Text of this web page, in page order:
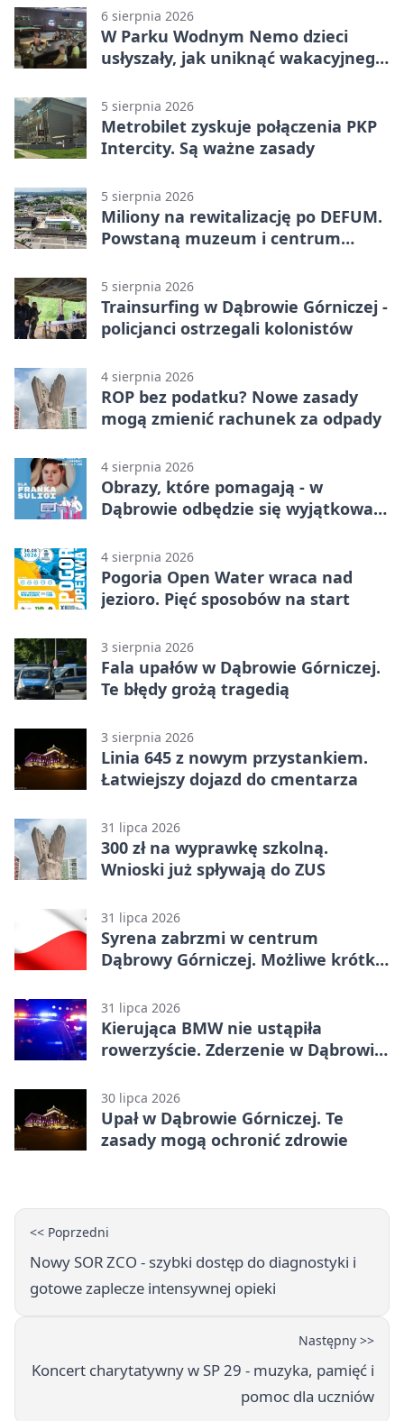
6 sierpnia 2026
W Parku Wodnym Nemo dzieci
usłyszały, jak uniknąć wakacyjnego
5 sierpnia 2026
Metrobilet zyskuje połączenia PKP
Intercity. Są ważne zasady
5 sierpnia 2026
Miliony na rewitalizację po DEFUM.
Powstaną muzeum i centrum
5 sierpnia 2026
Trainsurfing w Dąbrowie Górniczej -
policjanci ostrzegali kolonistów
4 sierpnia 2026
ROP bez podatku? Nowe zasady
mogą zmienić rachunek za odpady
4 sierpnia 2026
Obrazy, które pomagają - w
Dąbrowie odbędzie się wyjątkowa
4 sierpnia 2026
Pogoria Open Water wraca nad
jezioro. Pięć sposobów na start
3 sierpnia 2026
Fala upałów w Dąbrowie Górniczej.
Te błędy grożą tragedią
3 sierpnia 2026
Linia 645 z nowym przystankiem.
Łatwiejszy dojazd do cmentarza
31 lipca 2026
300 zł na wyprawkę szkolną.
Wnioski już spływają do ZUS
31 lipca 2026
Syrena zabrzmi w centrum
Dąbrowy Górniczej. Możliwe krótkie
31 lipca 2026
Kierująca BMW nie ustąpiła
rowerzyście. Zderzenie w Dąbrowie
30 lipca 2026
Upał w Dąbrowie Górniczej. Te
zasady mogą ochronić zdrowie
<< Poprzedni
Nowy SOR ZCO - szybki dostęp do diagnostyki i
gotowe zaplecze intensywnej opieki
Następny >>
Koncert charytatywny w SP 29 - muzyka, pamięć i
pomoc dla uczniów